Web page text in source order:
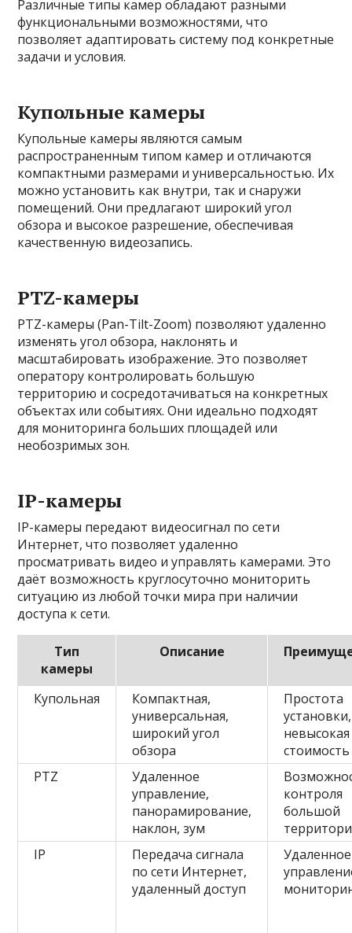
Различные типы камер обладают разными
функциональными возможностями, что
позволяет адаптировать систему под конкретные
задачи и условия.
Купольные камеры
Купольные камеры являются самым
распространенным типом камер и отличаются
компактными размерами и универсальностью. Их
можно установить как внутри, так и снаружи
помещений. Они предлагают широкий угол
обзора и высокое разрешение, обеспечивая
качественную видеозапись.
PTZ-камеры
PTZ-камеры (Pan-Tilt-Zoom) позволяют удаленно
изменять угол обзора, наклонять и
масштабировать изображение. Это позволяет
оператору контролировать большую
территорию и сосредотачиваться на конкретных
объектах или событиях. Они идеально подходят
для мониторинга больших площадей или
необозримых зон.
IP-камеры
IP-камеры передают видеосигнал по сети
Интернет, что позволяет удаленно
просматривать видео и управлять камерами. Это
даёт возможность круглосуточно мониторить
ситуацию из любой точки мира при наличии
доступа к сети.
Тип
камеры
Описание
Купольная
Компактная,
универсальная,
широкий угол
обзора
Простота
установки,
невысокая
стоимость
PTZ
Удаленное
управление,
панорамирование,
наклон, зум
контроля
большой
IP
Передача сигнала
по сети Интернет,
удаленный доступ
Удаленное